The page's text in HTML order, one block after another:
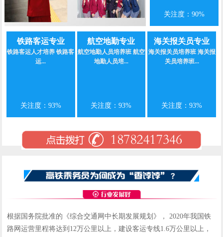
关注度：90%
铁路客运专业
铁路客运人才培养 铁路客
运...
关注度：93%
航空地勤专业
航空地勤人员培养班 航空
地勤人员培...
关注度：93%
海关报关员专业
海关报关员培养班 海关报
关员培养班...
关注度：93%
根据国务院批准的《综合交通网中长期发展规划》， 2020年我国铁
路网运营里程将达到12万公里以上，建设客运专线1.6万公里以上，